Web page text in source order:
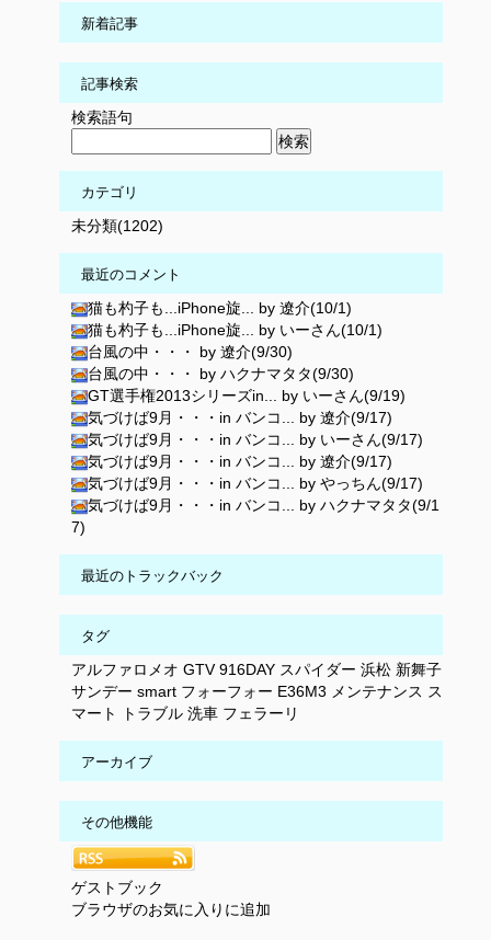
新着記事
記事検索
検索語句
カテゴリ
未分類(1202)
最近のコメント
猫も杓子も...iPhone旋... by 遼介(10/1)
猫も杓子も...iPhone旋... by いーさん(10/1)
台風の中・・・ by 遼介(9/30)
台風の中・・・ by ハクナマタタ(9/30)
GT選手権2013シリーズin... by いーさん(9/19)
気づけば9月・・・in バンコ... by 遼介(9/17)
気づけば9月・・・in バンコ... by いーさん(9/17)
気づけば9月・・・in バンコ... by 遼介(9/17)
気づけば9月・・・in バンコ... by やっちん(9/17)
気づけば9月・・・in バンコ... by ハクナマタタ(9/1
7)
最近のトラックバック
タグ
アルファロメオ GTV 916DAY スパイダー 浜松 新舞子
サンデー smart フォーフォー E36M3 メンテナンス ス
マート
トラブル 洗車 フェラーリ
アーカイブ
その他機能
ゲストブック
ブラウザのお気に入りに追加